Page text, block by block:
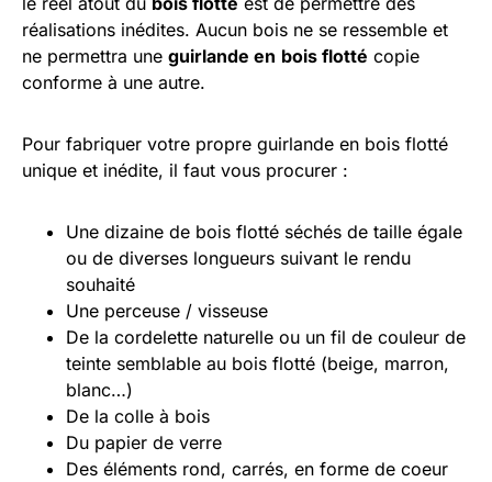
réalisations inédites. Aucun bois ne se ressemble et
ne permettra une guirlande en bois flotté copie
conforme à une autre.
Pour fabriquer votre propre guirlande en bois flotté
unique et inédite, il faut vous procurer :
Une dizaine de bois flotté séchés de taille égale
ou de diverses longueurs suivant le rendu
souhaité
Une perceuse / visseuse
De la cordelette naturelle ou un fil de couleur de
teinte semblable au bois flotté (beige, marron,
blanc…)
De la colle à bois
Du papier de verre
Des éléments rond, carrés, en forme de coeur